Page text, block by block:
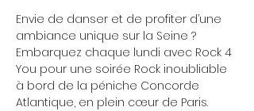
Envie de danser et de profiter d’une
ambiance unique sur la Seine ?
Embarquez chaque lundi avec Rock 4
You pour une soirée Rock inoubliable
à bord de la péniche Concorde
Atlantique, en plein cœur de Paris.